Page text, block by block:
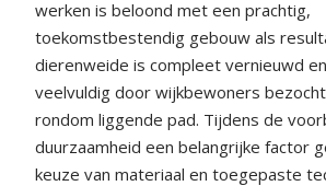
werken is beloond met een prachtig,
toekomstbestendig gebouw als
dierenweide is compleet vernieuwd
veelvuldig door wijkbewoners
rondom liggende pad. Tijdens de
duurzaamheid een belangrijke factor
keuze van materiaal en toegepaste